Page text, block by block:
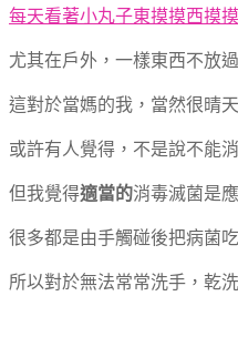
每天看著小丸子東摸摸西摸
尤其在戶外，一樣東西不放過
這對於當媽的我，當然很晴
或許有人覺得，不是說不能
但我覺得適當的消毒滅菌是
很多都是由手觸碰後把病菌
所以對於無法常常洗手，乾